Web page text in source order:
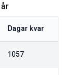
Dagar kvar
1057